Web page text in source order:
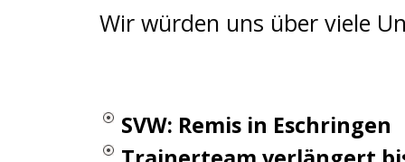
Wir würden uns über viele
SVW: Remis in Eschringen